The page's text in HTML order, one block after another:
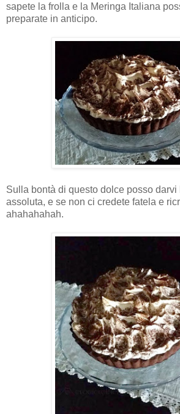
sapete la frolla e la Meringa Italiana
preparate in anticipo.
Sulla bontà di questo dolce posso darvi
assoluta, e se non ci credete fatela e
ahahahahah.